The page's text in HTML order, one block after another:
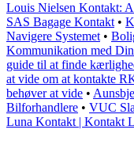
Louis Nielsen Kontakt:
SAS Bagage Kontakt •
Navigere Systemet •
Kommunikation med
guide til at finde
at vide om at kontakte
behøver at vide •
Bilforhandlere • VUC
Luna Kontakt | Kontakt